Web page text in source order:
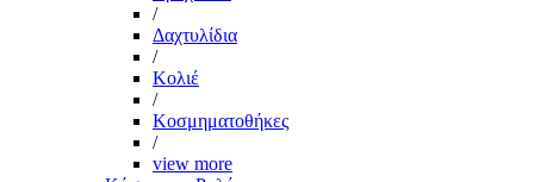
/
Δαχτυλίδια
/
Κολιέ
/
Κοσμηματοθήκες
/
view more